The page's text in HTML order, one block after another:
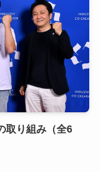
取り組み（全6